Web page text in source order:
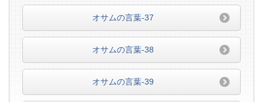
オサムの言葉-37
オサムの言葉-38
オサムの言葉-39